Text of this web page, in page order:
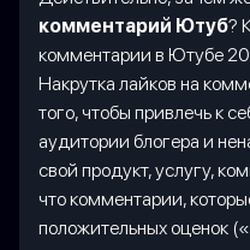
комментарий Ютуб?
комментарии в Ютубе
Накрутка лайков на
того, чтобы привлечь к
аудитории блогера и
свой продукт, услугу,
что комментарии,
положительных оценок